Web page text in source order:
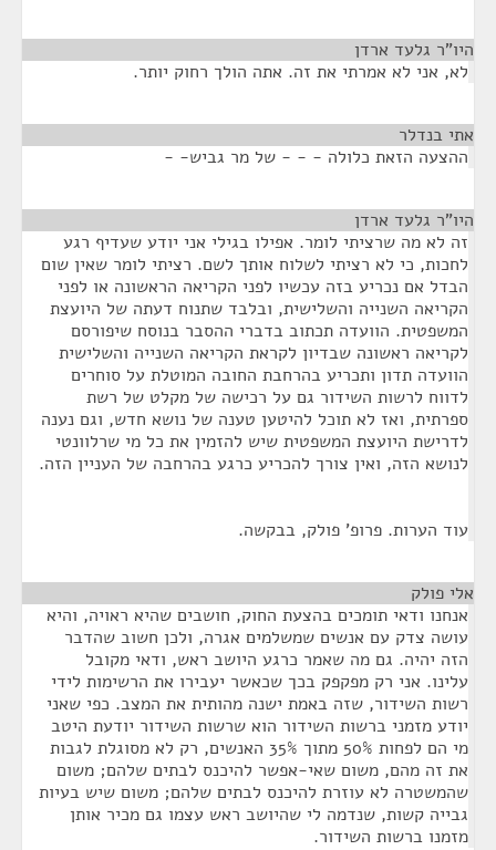
היו"ר גלעד ארדן
לא, אני לא אמרתי את זה. אתה הולך רחוק יותר.
אתי בנדלר
ההצעה הזאת כלולה - - - של מר גביש- -
היו"ר גלעד ארדן
זה לא מה שרציתי לומר. אפילו בגילי אני יודע שעדיף רגע
לחכות, כי לא רציתי לשלוח אותך לשם. רציתי לומר שאין שום
הבדל אם נכריע בזה עכשיו לפני הקריאה הראשונה או לפני
הקריאה השנייה והשלישית, ובלבד שתנוח דעתה של היועצת
המשפטית. הוועדה תכתוב בדברי ההסבר בנוסח שיפורסם
לקריאה ראשונה שבדיון לקראת הקריאה השנייה והשלישית
הוועדה תדון ותכריע בהרחבת החובה המוטלת על סוחרים
לדווח לרשות השידור גם על רכישה של מקלט של רשת
ספרתית, ואז לא תוכל להיטען טענה של נושא חדש, וגם נענה
לדרישת היועצת המשפטית שיש להזמין את כל מי שרלוונטי
לנושא הזה, ואין צורך להכריע כרגע בהרחבה של העניין הזה.
עוד הערות. פרופ' פולק, בבקשה.
אלי פולק
אנחנו ודאי תומכים בהצעת החוק, חושבים שהיא ראויה, והיא
עושה צדק עם אנשים שמשלמים אגרה, ולכן חשוב שהדבר
הזה יהיה. גם מה שאמר כרגע היושב ראש, ודאי מקובל
עלינו. אני רק מפקפק בכך שכאשר יעבירו את הרשימות לידי
רשות השידור, שזה באמת ישנה מהותית את המצב. כפי שאני
יודע מזמני ברשות השידור הוא שרשות השידור יודעת היטב
מי הם לפחות 50% מתוך 35% האנשים, רק לא מסוגלת לגבות
את זה מהם, משום שאי-אפשר להיכנס לבתים שלהם; משום
שהמשטרה לא עוזרת להיכנס לבתים שלהם; משום שיש בעיות
גבייה קשות, שנדמה לי שהיושב ראש עצמו גם מכיר אותן
מזמנו ברשות השידור.